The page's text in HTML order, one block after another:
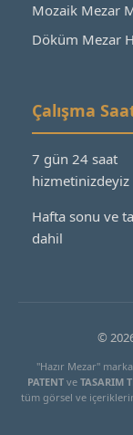
Mozaik Mezar
Döküm Mezar
Çalışma
7 gün 24 saat
hizmetinizdeyiz
Hafta sonu ve
dahil
©
"Hazır Mezar"
PATENTve TASARIM
tüm görsel ve